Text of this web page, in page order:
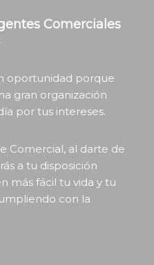
oportunidad porque
gran organización
por tus intereses.
Comercial, al darte de
a tu disposición
más fácil tu vida y tu
con la